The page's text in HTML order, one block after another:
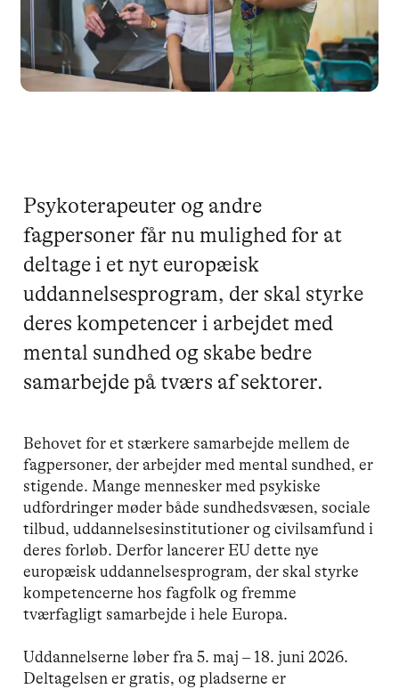
Psykoterapeuter og andre
fagpersoner får nu mulighed for at
deltage i et nyt europæisk
uddannelsesprogram, der skal styrke
deres kompetencer i arbejdet med
mental sundhed og skabe bedre
samarbejde på tværs af sektorer.
Behovet for et stærkere samarbejde mellem de
fagpersoner, der arbejder med mental sundhed, er
stigende. Mange mennesker med psykiske
udfordringer møder både sundhedsvæsen, sociale
tilbud, uddannelsesinstitutioner og civilsamfund i
deres forløb. Derfor lancerer EU dette nye
europæisk uddannelsesprogram, der skal styrke
kompetencerne hos fagfolk og fremme
tværfagligt samarbejde i hele Europa.
Uddannelserne løber fra 5. maj – 18. juni 2026.
Deltagelsen er gratis, og pladserne er